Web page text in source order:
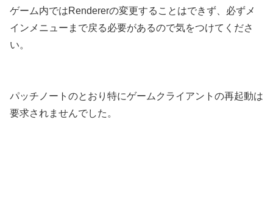
ゲーム内ではRendererの変更することはできず、必ずメ
インメニューまで戻る必要があるので気をつけてくださ
い。
パッチノートのとおり特にゲームクライアントの再起動は
要求されませんでした。